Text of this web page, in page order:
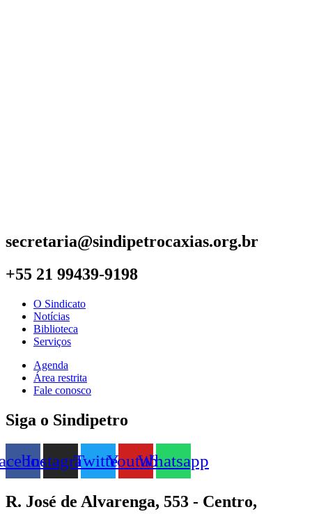
secretaria@sindipetrocaxias.org.br
+55 21 99439-9198
O Sindicato
Notícias
Biblioteca
Serviços
Agenda
Área restrita
Fale conosco
Siga o Sindipetro
InstagramTwitterYoutubeWhatsapp
R. José de Alvarenga, 553 - Centro,